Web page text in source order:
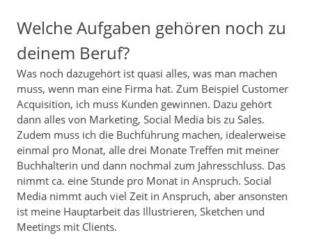
Welche Aufgaben gehören noch zu
deinem Beruf?
Was noch dazugehört ist quasi alles, was man machen
muss, wenn man eine Firma hat. Zum Beispiel Customer
Acquisition, ich muss Kunden gewinnen. Dazu gehört
dann alles von Marketing, Social Media bis zu Sales.
Zudem muss ich die Buchführung machen, idealerweise
einmal pro Monat, alle drei Monate Treffen mit meiner
Buchhalterin und dann nochmal zum Jahresschluss. Das
nimmt ca. eine Stunde pro Monat in Anspruch. Social
Media nimmt auch viel Zeit in Anspruch, aber ansonsten
ist meine Hauptarbeit das Illustrieren, Sketchen und
Meetings mit Clients.